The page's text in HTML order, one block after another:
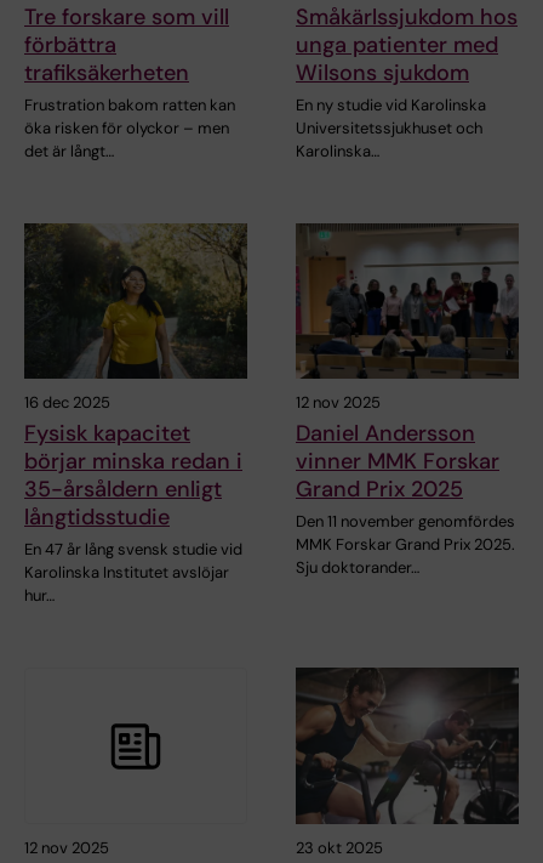
Tre forskare som vill
förbättra
trafiksäkerheten
Frustration bakom ratten kan
öka risken för olyckor – men
det är långt…
Småkärlssjukdom hos
unga patienter med
Wilsons sjukdom
En ny studie vid Karolinska
Universitetssjukhuset och
Karolinska…
16 dec 2025
Fysisk kapacitet
börjar minska redan i
35-årsåldern enligt
långtidsstudie
En 47 år lång svensk studie vid
Karolinska Institutet avslöjar
hur…
12 nov 2025
Daniel Andersson
vinner MMK Forskar
Grand Prix 2025
Den 11 november genomfördes
MMK Forskar Grand Prix 2025.
Sju doktorander…
12 nov 2025 23 okt 2025